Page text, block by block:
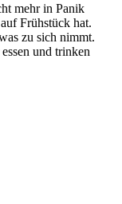
mehr in Panik
Frühstück hat.
zu sich nimmt.
und trinken